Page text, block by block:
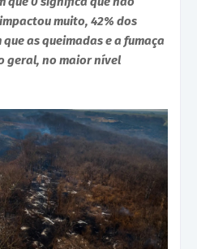
muito, 42% dos
as queimadas e a fumaça
geral, no maior nível